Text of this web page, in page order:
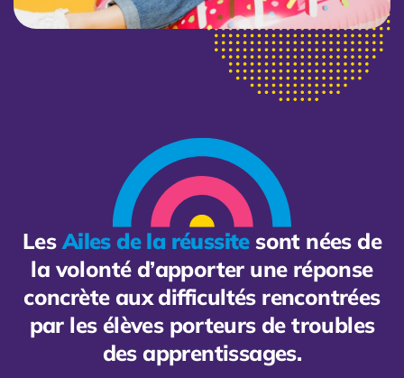
Les Ailes de la réussitesont nées de
la volonté d’apporter une réponse
concrète aux difficultés rencontrées
par les élèves porteurs de troubles
des apprentissages.